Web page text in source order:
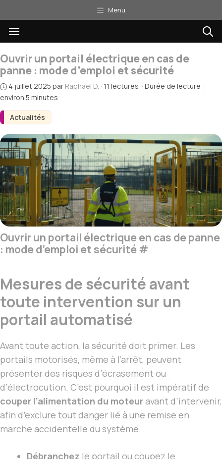
au
contenu
Menu
Menu
Actualités
Ouvrir un portail électrique en cas de
panne : mode d’emploi et sécurité
4 juillet 2025 par Raphaël D. · 11 lectures · Durée de lecture :
environ 5 minutes
Ouvrir un portail électrique en cas de panne
: mode d’emploi et sécurité #
Mesures de sécurité avant
toute intervention sur un
portail automatisé
Avant toute action, la sécurité doit primer. Les
portails motorisés, même à l’arrêt, peuvent
présenter des risques d’écrasement ou
d’électrocution. C’est pourquoi il est impératif de
couper l’alimentation du moteuravant d’intervenir,
afin d’exclure tout danger lié à une remise en
marche accidentelle du système.
Débranchez le portail ou coupez le